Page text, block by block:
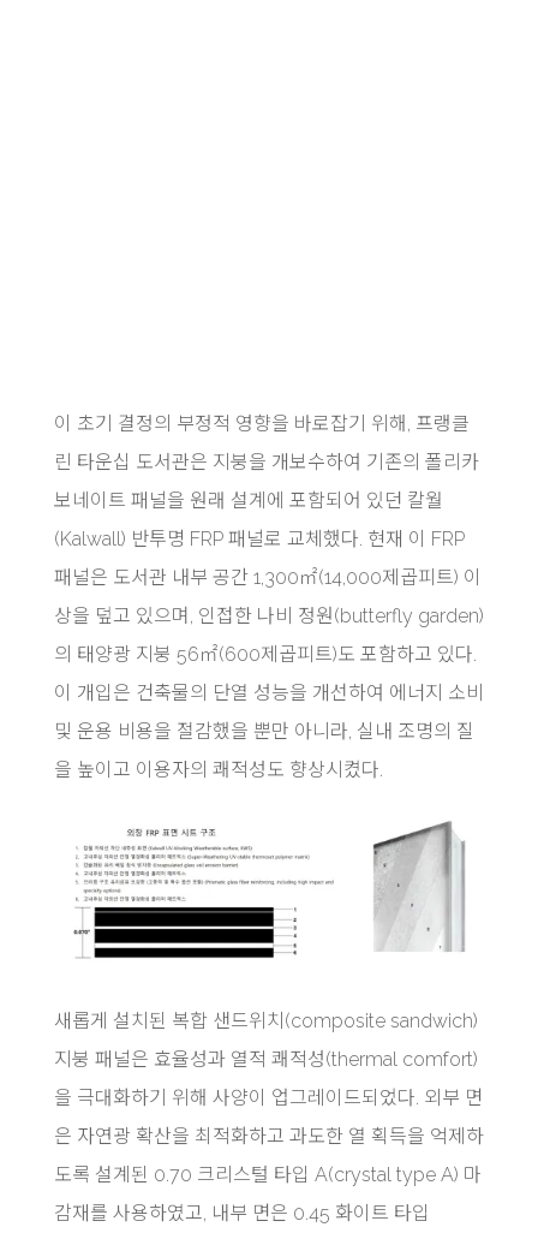
이 초기 결정의 부정적 영향을 바로잡기 위해, 프랭클
린 타운십 도서관은 지붕을 개보수하여 기존의 폴리카
보네이트 패널을 원래 설계에 포함되어 있던 칼월
(Kalwall) 반투명 FRP 패널로 교체했다. 현재 이 FRP
패널은 도서관 내부 공간 1,300㎡(14,000제곱피트) 이
상을 덮고 있으며, 인접한 나비 정원(butterfly garden)
의 태양광 지붕 56㎡(600제곱피트)도 포함하고 있다.
이 개입은 건축물의 단열 성능을 개선하여 에너지 소비
및 운용 비용을 절감했을 뿐만 아니라, 실내 조명의 질
을 높이고 이용자의 쾌적성도 향상시켰다.
새롭게 설치된 복합 샌드위치(composite sandwich)
지붕 패널은 효율성과 열적 쾌적성(thermal comfort)
을 극대화하기 위해 사양이 업그레이드되었다. 외부 면
은 자연광 확산을 최적화하고 과도한 열 획득을 억제하
도록 설계된 0.70 크리스털 타입 A(crystal type A) 마
감재를 사용하였고, 내부 면은 0.45 화이트 타입